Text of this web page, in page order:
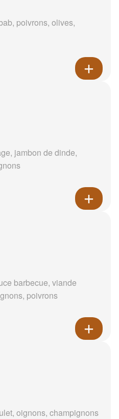
poivrons, olives,
jambon de dinde,
barbecue, viande
poivrons
oignons, champignons